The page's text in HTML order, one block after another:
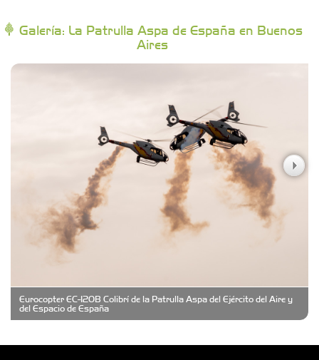
Campoy Federik - Productores Asesores de
Seguros
Carniceria y granja El Viejo Peña
Casa Berta
Clima Castelar
CONSERVAS YAMASIRO
Cubanico´s - Cubanitos Rellenos!
Galería: La Patrulla Aspa de España en Buenos
Aires
Eurocopter EC-120B Colibrí de la Patrulla Aspa del Ejército del Aire y
del Espacio de España